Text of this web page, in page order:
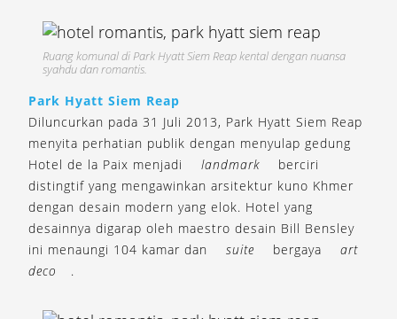
Ruang komunal di Park Hyatt Siem Reap kental dengan nuansa
syahdu dan romantis.
Park Hyatt Siem Reap
Diluncurkan pada 31 Juli 2013, Park Hyatt Siem Reap
menyita perhatian publik dengan menyulap gedung
Hotel de la Paix menjadi
landmark
berciri
distingtif yang mengawinkan arsitektur kuno Khmer
dengan desain modern yang elok. Hotel yang
desainnya digarap oleh maestro desain Bill Bensley
ini menaungi 104 kamar dan
suite bergaya
art
deco
.